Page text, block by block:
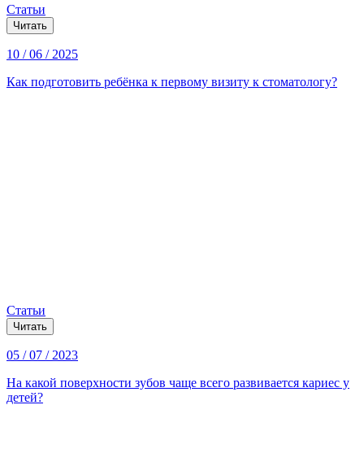
Статьи
Читать
10 / 06 / 2025
Как подготовить ребёнка к первому визиту к стоматологу?
Статьи
Читать
05 / 07 / 2023
На какой поверхности зубов чаще всего развивается кариес у
детей?